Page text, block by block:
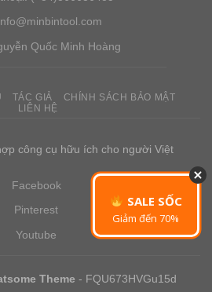
Quốc Minh Hoàng
TÁC GIẢ
CHÍNH SÁCH BẢO MẬT
LIÊN HỆ
công cụ hữu ích cho người Việt
Facebook
Pinterest
Youtube
Theme - FQU673HVGu15d
SALE SỐC
Giảm đến 70%